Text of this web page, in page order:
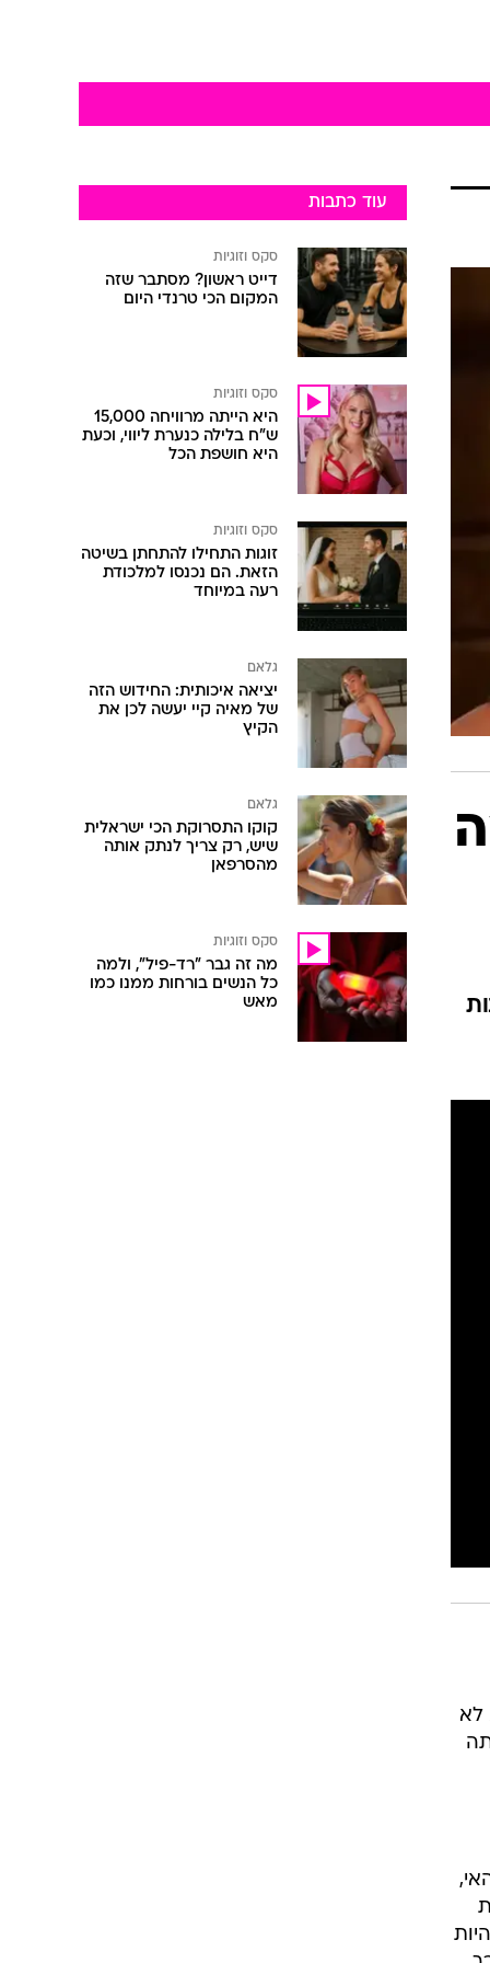
לא
עוד כתבות
סקס וזוגיות
דייט ראשון? מסתבר שזה
המקום הכי טרנדי היום
סקס וזוגיות
היא הייתה מרוויחה 15,000
ש"ח בלילה כנערת ליווי, וכעת
היא חושפת הכל
סקס וזוגיות
זוגות התחילו להתחתן בשיטה
הזאת. הם נכנסו למלכודת
רעה במיוחד
גלאם
יציאה איכותית: החידוש הזה
של מאיה קיי יעשה לכן את
הקיץ
גלאם
קוקו התסרוקת הכי ישראלית
שיש, רק צריך לנתק אותה
מהסרפאן
סקס וזוגיות
מה זה גבר "רד-פיל", ולמה
כל הנשים בורחות ממנו כמו
מאש